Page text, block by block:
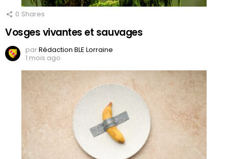
0 Shares
Vosges vivantes et sauvages
parRédaction BLE Lorraine
1 mois ago